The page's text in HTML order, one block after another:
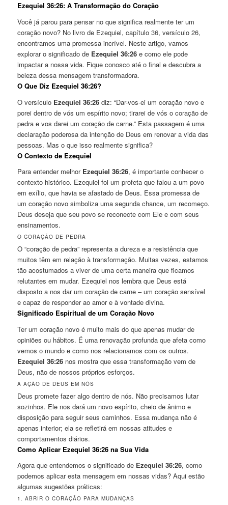
Ezequiel 36:26: A Transformação do Coração
Você já parou para pensar no que significa realmente ter um
coração novo? No livro de Ezequiel, capítulo 36, versículo 26,
encontramos uma promessa incrível. Neste artigo, vamos
explorar o significado de Ezequiel 36:26 e como ele pode
impactar a nossa vida. Fique conosco até o final e descubra a
beleza dessa mensagem transformadora.
O Que Diz Ezequiel 36:26?
O versículo Ezequiel 36:26 diz: “Dar-vos-ei um coração novo e
porei dentro de vós um espírito novo; tirarei de vós o coração de
pedra e vos darei um coração de carne.” Esta passagem é uma
declaração poderosa da intenção de Deus em renovar a vida das
pessoas. Mas o que isso realmente significa?
O Contexto de Ezequiel
Para entender melhor Ezequiel 36:26, é importante conhecer o
contexto histórico. Ezequiel foi um profeta que falou a um povo
em exílio, que havia se afastado de Deus. Essa promessa de
um coração novo simboliza uma segunda chance, um recomeço.
Deus deseja que seu povo se reconecte com Ele e com seus
ensinamentos.
O CORAÇÃO DE PEDRA
O “coração de pedra” representa a dureza e a resistência que
muitos têm em relação à transformação. Muitas vezes, estamos
tão acostumados a viver de uma certa maneira que ficamos
relutantes em mudar. Ezequiel nos lembra que Deus está
disposto a nos dar um coração de carne – um coração sensível
e capaz de responder ao amor e à vontade divina.
Significado Espiritual de um Coração Novo
Ter um coração novo é muito mais do que apenas mudar de
opiniões ou hábitos. É uma renovação profunda que afeta como
vemos o mundo e como nos relacionamos com os outros.
Ezequiel 36:26 nos mostra que essa transformação vem de
Deus, não de nossos próprios esforços.
A AÇÃO DE DEUS EM NÓS
Deus promete fazer algo dentro de nós. Não precisamos lutar
sozinhos. Ele nos dará um novo espírito, cheio de ânimo e
disposição para seguir seus caminhos. Essa mudança não é
apenas interior; ela se refletirá em nossas atitudes e
comportamentos diários.
Como Aplicar Ezequiel 36:26 na Sua Vida
Agora que entendemos o significado de Ezequiel 36:26, como
podemos aplicar esta mensagem em nossas vidas? Aqui estão
algumas sugestões práticas:
1. ABRIR O CORAÇÃO PARA MUDANÇAS